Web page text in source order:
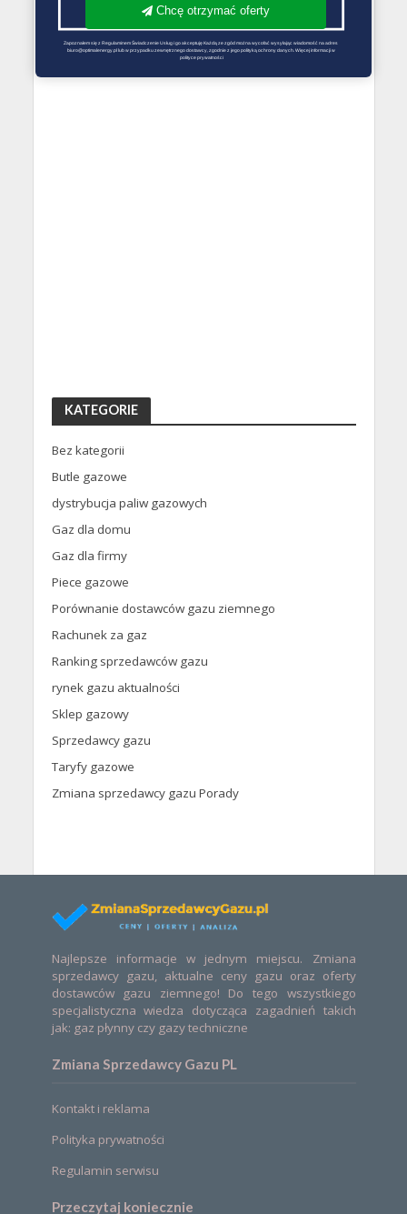
KATEGORIE
Bez kategorii
Butle gazowe
dystrybucja paliw gazowych
Gaz dla domu
Gaz dla firmy
Piece gazowe
Porównanie dostawców gazu ziemnego
Rachunek za gaz
Ranking sprzedawców gazu
rynek gazu aktualności
Sklep gazowy
Sprzedawcy gazu
Taryfy gazowe
Zmiana sprzedawcy gazu Porady
Najlepsze informacje w jednym miejscu. Zmiana
sprzedawcy gazu, aktualne ceny gazu oraz oferty
dostawców gazu ziemnego! Do tego wszystkiego
specjalistyczna wiedza dotycząca zagadnień takich
jak: gaz płynny czy gazy techniczne
Zmiana Sprzedawcy Gazu PL
Kontakt i reklama
Polityka prywatności
Regulamin serwisu
Przeczytaj koniecznie
Chcę otrzymać oferty
Zapoznałem się z Regulaminem Świadczenie Usług i go akceptuję Każdą ze zgód można wycofać wysyłając wiadomość na adres
biuro@optimalenergy.pl lub w przypadku zewnętrznego dostawcy, zgodnie z jego polityką ochrony danych. Więcej informacji w
polityce prywatności